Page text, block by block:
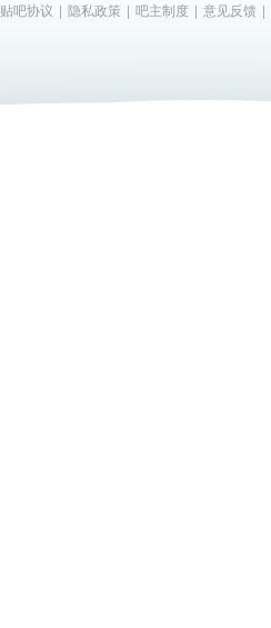
贴吧协议 | 隐私政策 | 吧主制度 | 意见反馈 |